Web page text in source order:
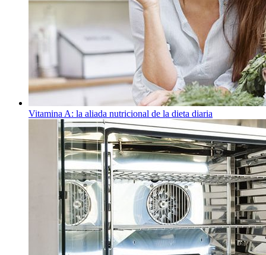
Vitamina A: la aliada nutricional de la dieta diaria